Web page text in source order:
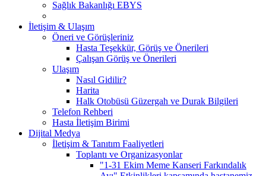
Sağlık Bakanlığı EBYS
İletişim & Ulaşım
Öneri ve Görüşleriniz
Hasta Teşekkür, Görüş ve Önerileri
Çalışan Görüş ve Önerileri
Ulaşım
Nasıl Gidilir?
Harita
Halk Otobüsü Güzergah ve Durak Bilgileri
Telefon Rehberi
Hasta İletişim Birimi
Dijital Medya
İletişim & Tanıtım Faaliyetleri
Toplantı ve Organizasyonlar
"1-31 Ekim Meme Kanseri Farkındalık